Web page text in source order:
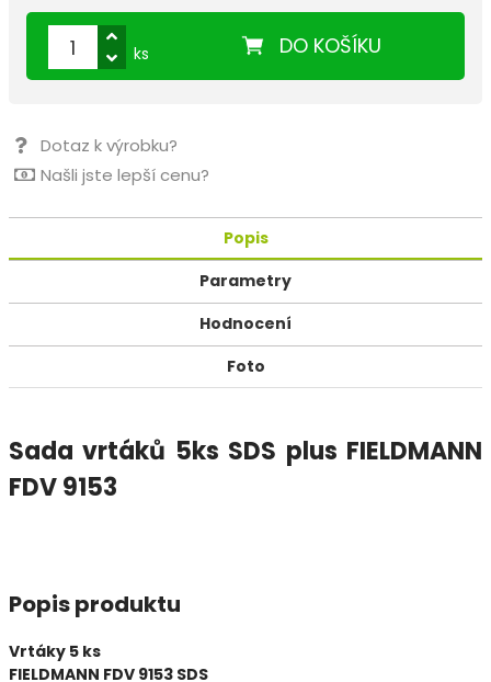
DO KOŠÍKU
ks
Dotaz k výrobku?
Našli jste lepší cenu?
Popis
Parametry
Hodnocení
Foto
Sada vrtáků 5ks SDS plus FIELDMANN
FDV 9153
Popis produktu
Vrtáky 5 ks
FIELDMANN FDV 9153 SDS